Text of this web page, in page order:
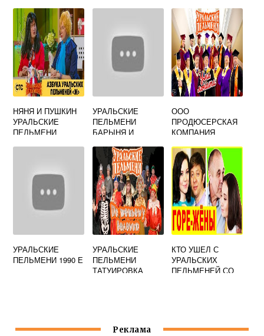
ОТКРЫВАТЬ
НЯНЯ И ПУШКИН
УРАЛЬСКИЕ
ПЕЛЬМЕНИ
УРАЛЬСКИЕ
ПЕЛЬМЕНИ
БАРЫНЯ И
ООО
ПРОДЮСЕРСКАЯ
КОМПАНИЯ
ПЕЛЬМЕНИ
УРАЛЬСКИЕ
ПЕЛЬМЕНИ 1990 Е
УРАЛЬСКИЕ
ПЕЛЬМЕНИ
ТАТУИРОВКА
КТО УШЕЛ С
УРАЛЬСКИХ
ПЕЛЬМЕНЕЙ СО
Реклама